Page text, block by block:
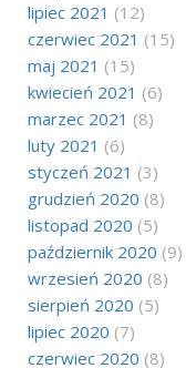
lipiec 2021 (12)
czerwiec 2021 (15)
maj 2021 (15)
kwiecień 2021 (6)
marzec 2021 (8)
luty 2021 (6)
styczeń 2021 (3)
grudzień 2020 (8)
listopad 2020 (5)
październik 2020 (9)
wrzesień 2020 (8)
sierpień 2020 (5)
lipiec 2020 (7)
czerwiec 2020 (8)